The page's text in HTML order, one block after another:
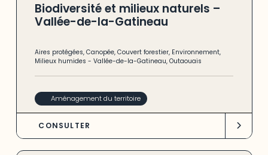
Biodiversité et milieux naturels –
Vallée-de-la-Gatineau
Aires protégées,Canopée,Couvert forestier, Environnement,
Milieux humides -Vallée-de-la-Gatineau,Outaouais
Aménagement du territoire
CONSULTER